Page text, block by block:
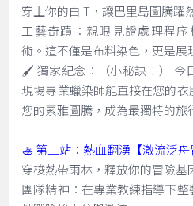
穿上你的白 T，讓巴里島圖騰躍
工藝奇蹟：親眼見證處理程序
術。這不僅是布料染色，更是展
🖌️ 獨家紀念：（小秘訣！） 今
現場專業蠟染師能直接在您的
您的素雅圖騰，成為最獨特的旅
🚣 第二站：熱血翻湧【激流泛舟
穿梭熱帶雨林，釋放你的冒險基
團隊精神：在專業教練指導下整